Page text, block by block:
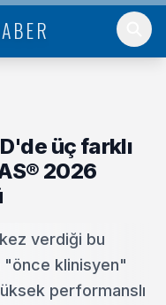
üç farklı
2026
verdiği bu
"önce klinisyen"
performanslı